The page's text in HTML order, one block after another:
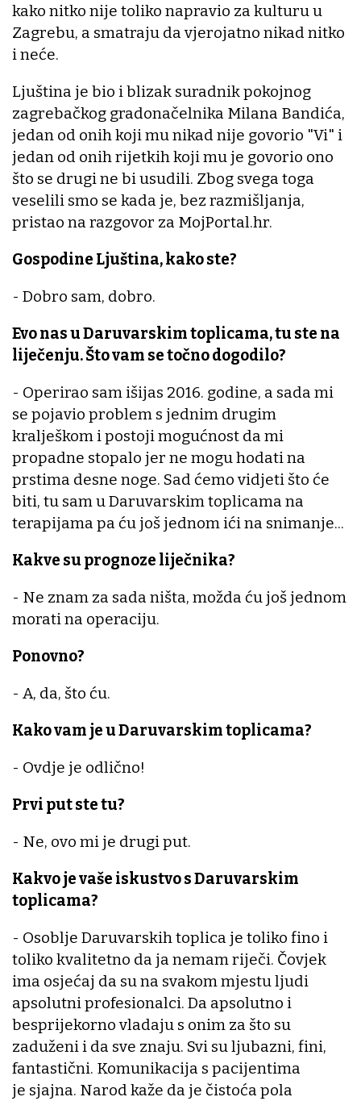
kako nitko nije toliko napravio za kulturu u
Zagrebu, a smatraju da vjerojatno nikad nitko
i neće.
Ljuština je bio i blizak suradnik pokojnog
zagrebačkog gradonačelnika Milana Bandića,
jedan od onih koji mu nikad nije govorio "Vi" i
jedan od onih rijetkih koji mu je govorio ono
što se drugi ne bi usudili. Zbog svega toga
veselili smo se kada je, bez razmišljanja,
pristao na razgovor za MojPortal.hr.
Gospodine Ljuština, kako ste?
- Dobro sam, dobro.
Evo nas u Daruvarskim toplicama, tu ste na
liječenju. Što vam se točno dogodilo?
- Operirao sam išijas 2016. godine, a sada mi
se pojavio problem s jednim drugim
kralješkom i postoji mogućnost da mi
propadne stopalo jer ne mogu hodati na
prstima desne noge. Sad ćemo vidjeti što će
biti, tu sam u Daruvarskim toplicama na
terapijama pa ću još jednom ići na snimanje...
Kakve su prognoze liječnika?
- Ne znam za sada ništa, možda ću još jednom
morati na operaciju.
Ponovno?
- A, da, što ću.
Kako vam je u Daruvarskim toplicama?
- Ovdje je odlično!
Prvi put ste tu?
- Ne, ovo mi je drugi put.
Kakvo je vaše iskustvo s Daruvarskim
toplicama?
- Osoblje Daruvarskih toplica je toliko fino i
toliko kvalitetno da ja nemam riječi. Čovjek
ima osjećaj da su na svakom mjestu ljudi
apsolutni profesionalci. Da apsolutno i
besprijekorno vladaju s onim za što su
zaduženi i da sve znaju. Svi su ljubazni, fini,
fantastični. Komunikacija s pacijentima
je sjajna. Narod kaže da je čistoća pola